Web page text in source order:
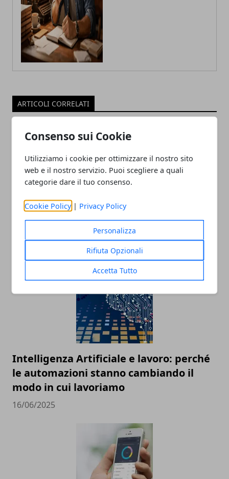
Consenso sui Cookie
Utilizziamo i cookie per ottimizzare il nostro sito
web e il nostro servizio. Puoi scegliere a quali
categorie dare il tuo consenso.
Cookie Policy | Privacy Policy
Personalizza
Rifiuta Opzionali
Accetta Tutto
ARTICOLI CORRELATI
Tecnologia e innovazione sociale: un
rapporto in crescita
Intelligenza Artificiale e lavoro: perché
le automazioni stanno cambiando il
modo in cui lavoriamo
16/06/2025